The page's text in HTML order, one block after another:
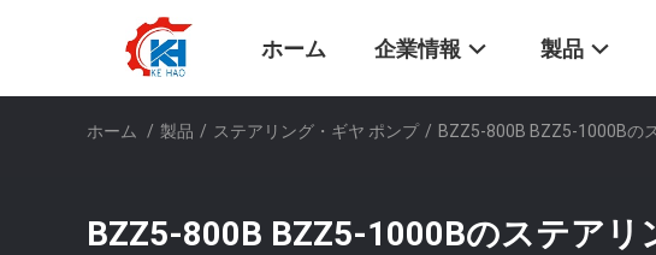
ホーム 企業情報 製品
ホーム / 製品 / ステアリング・ギヤ ポンプ / BZZ5-800B BZZ5-1000Bの
BZZ5-800B BZZ5-1000Bのステアリ